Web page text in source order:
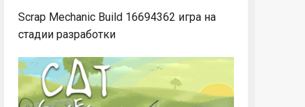
Scrap Mechanic Build 16694362 игра на
стадии разработки